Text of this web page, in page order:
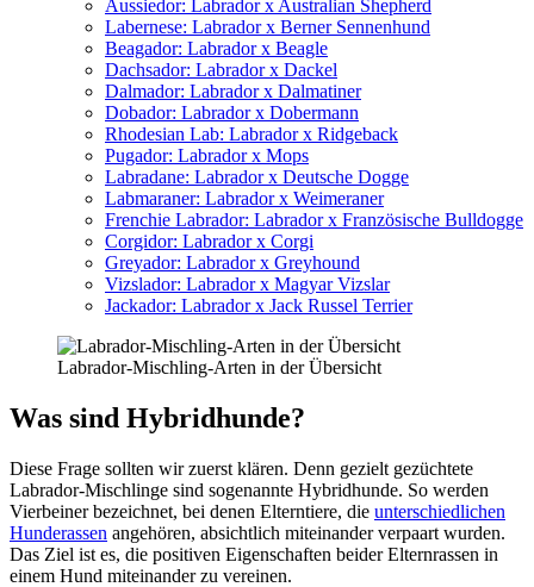
Aus­sie­dor: Labra­dor x Aus­tra­li­an She­p­herd
Laber­ne­se: Labra­dor x Ber­ner Sen­nen­hund
Bea­g­ador: Labra­dor x Bea­gle
Dachs­ador: Labra­dor x Dackel
Dal­ma­dor: Labra­dor x Dal­ma­ti­ner
Doba­dor: Labra­dor x Dober­mann
Rho­de­si­an Lab: Labra­dor x Rid­ge­back
Pug­ador: Labra­dor x Mops
Labrad­a­ne: Labra­dor x Deut­sche Dog­ge
Lab­ma­ra­ner: Labra­dor x Wei­me­ra­ner
Fren­chie Labra­dor: Labra­dor x Fran­zö­si­sche Bull­dog­ge
Cor­gi­dor: Labra­dor x Cor­gi
Grey­ador: Labra­dor x Grey­hound
Viz­sla­dor: Labra­dor x Magyar Vizs­lar
Jack­a­dor: Labra­dor x Jack Rus­sel Ter­ri­er
Labra­dor-Misch­ling-Arten in der Über­sicht
Was sind Hybrid­hun­de?
Die­se Fra­ge soll­ten wir zuerst klä­ren. Denn gezielt gezüch­te­te
Labra­dor-Misch­lin­ge sind soge­nann­te Hybrid­hun­de. So wer­den
Vier­bei­ner bezeich­net, bei denen Eltern­tie­re, die unter­schied­li­chen
Hun­de­ras­sen ange­hö­ren, absicht­lich mit­ein­an­der ver­paart wur­den.
Das Ziel ist es, die posi­ti­ven Eigen­schaf­ten bei­der Eltern­ras­sen in
einem Hund mit­ein­an­der zu ver­ei­nen.